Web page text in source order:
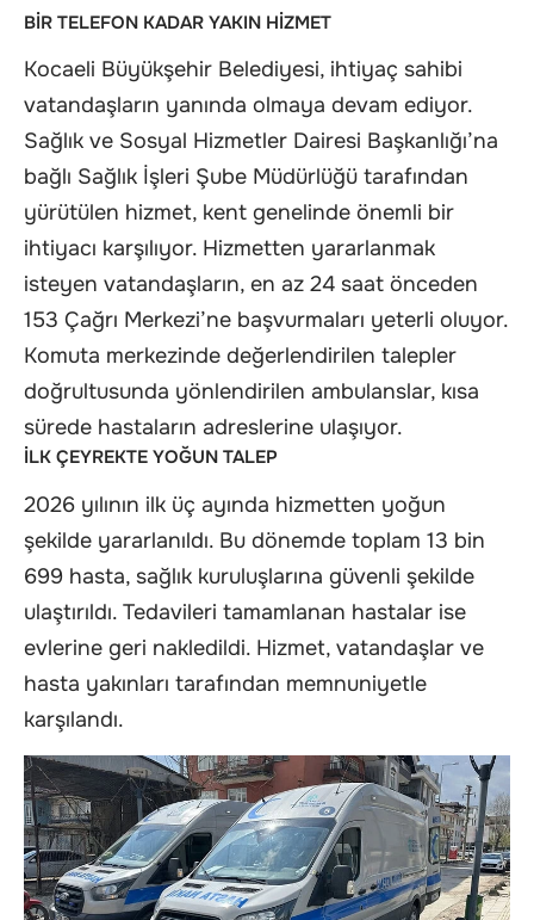
BİR TELEFON KADAR YAKIN HİZMET
Kocaeli Büyükşehir Belediyesi, ihtiyaç sahibi
vatandaşların yanında olmaya devam ediyor.
Sağlık ve Sosyal Hizmetler Dairesi Başkanlığı’na
bağlı Sağlık İşleri Şube Müdürlüğü tarafından
yürütülen hizmet, kent genelinde önemli bir
ihtiyacı karşılıyor. Hizmetten yararlanmak
isteyen vatandaşların, en az 24 saat önceden
153 Çağrı Merkezi’ne başvurmaları yeterli oluyor.
Komuta merkezinde değerlendirilen talepler
doğrultusunda yönlendirilen ambulanslar, kısa
sürede hastaların adreslerine ulaşıyor.
İLK ÇEYREKTE YOĞUN TALEP
2026 yılının ilk üç ayında hizmetten yoğun
şekilde yararlanıldı. Bu dönemde toplam 13 bin
699 hasta, sağlık kuruluşlarına güvenli şekilde
ulaştırıldı. Tedavileri tamamlanan hastalar ise
evlerine geri nakledildi. Hizmet, vatandaşlar ve
hasta yakınları tarafından memnuniyetle
karşılandı.